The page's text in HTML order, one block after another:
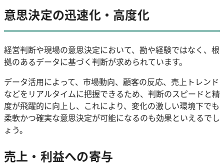
意思決定の迅速化・高度化
経営判断や現場の意思決定において、勘や経験ではなく、根
拠のあるデータに基づく判断が求められています。
データ活用によって、市場動向、顧客の反応、売上トレンド
などをリアルタイムに把握できるため、判断のスピードと精
度が飛躍的に向上し、これにより、変化の激しい環境下でも
柔軟かつ確実な意思決定が可能になるのも効果といえるでし
ょう。
売上・利益への寄与